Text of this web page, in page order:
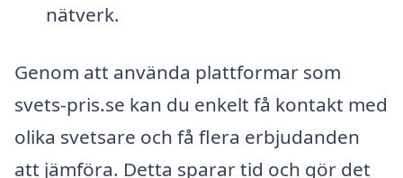
nätverk.
Genom att använda plattformar som
svets-pris.se kan du enkelt få kontakt med
olika svetsare och få flera erbjudanden
att jämföra. Detta sparar tid och gör det